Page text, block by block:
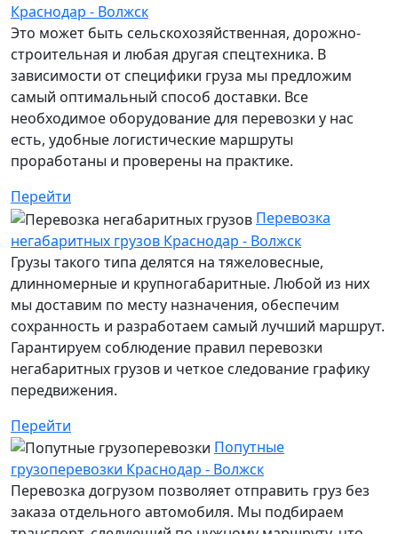
Краснодар - Волжск
Это может быть сельскохозяйственная, дорожно-
строительная и любая другая спецтехника. В
зависимости от специфики груза мы предложим
самый оптимальный способ доставки. Все
необходимое оборудование для перевозки у нас
есть, удобные логистические маршруты
проработаны и проверены на практике.
Перейти
Перевозка
негабаритных грузов Краснодар - Волжск
Грузы такого типа делятся на тяжеловесные,
длинномерные и крупногабаритные. Любой из них
мы доставим по месту назначения, обеспечим
сохранность и разработаем самый лучший маршрут.
Гарантируем соблюдение правил перевозки
негабаритных грузов и четкое следование графику
передвижения.
Перейти
Попутные
грузоперевозки Краснодар - Волжск
Перевозка догрузом позволяет отправить груз без
заказа отдельного автомобиля. Мы подбираем